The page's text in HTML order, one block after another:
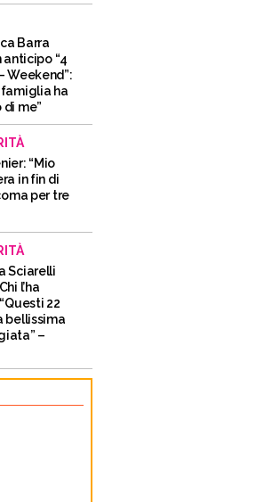
Barra
anticipo “4
Weekend”:
famiglia ha
di me”
“Mio
in fin di
per tre
Sciarelli
l’ha
22
bellissima
–